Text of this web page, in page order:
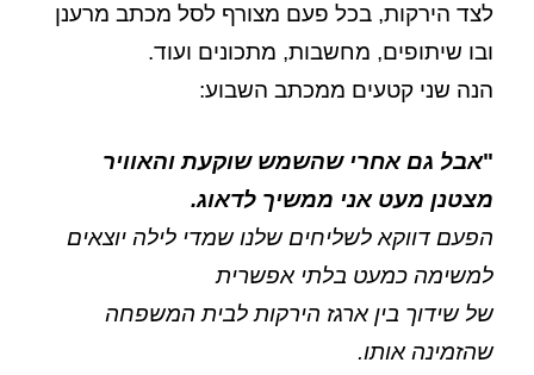
לצד הירקות, בכל פעם מצורף לסל מכתב מרענן
ובו שיתופים, מחשבות, מתכונים ועוד.
הנה שני קטעים ממכתב השבוע:
"אבל גם אחרי שהשמש שוקעת והאוויר
מצטנן מעט אני ממשיך לדאוג.
הפעם דווקא לשליחים שלנו שמדי לילה יוצאים
למשימה כמעט בלתי אפשרית
של שידוך בין ארגז הירקות לבית המשפחה
שהזמינה אותו.